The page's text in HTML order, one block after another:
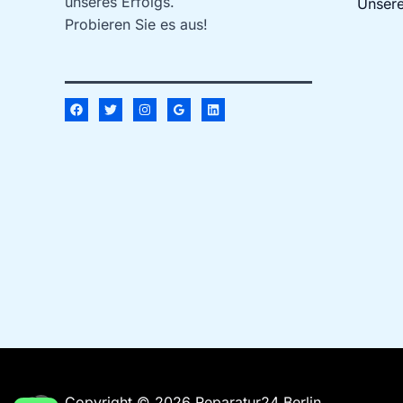
Probieren Sie es aus!